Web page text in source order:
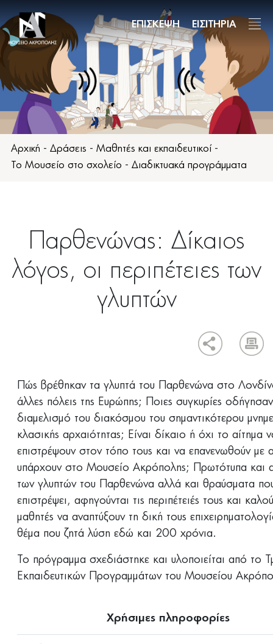
προς
το
κυρίως
περιεχόμενο
ΕΠΙΣΚΕΨΗ ΕΙΣΙΤΗΡΙΑ
Αρχική - Δράσεις - Μαθητές και εκπαιδευτικοί -
Το Μουσείο στο σχολείο - Διαδικτυακά προγράμματα
Παρθενώνας: Δίκαιος
λόγος, οι περιπέτειες των
γλυπτών
Πώς βρέθηκαν τα γλυπτά του Παρθενώνα στο
άλλες πόλεις της Ευρώπης; Ποιες συγκυρίες
διαμελισμό του διακόσμου του σημαντικότερου
κλασικής αρχαιότητας; Είναι δίκαιο ή όχι το αίτημα
επιστρέψουν στον τόπο τους και να επανενωθούν με
υπάρχουν στο Μουσείο Ακρόπολης; Πρωτότυπα και
των γλυπτών του Παρθενώνα αλλά και θραύσματα
επιστρέψει, αφηγούνται τις περιπέτειές τους και
μαθητές να αναπτύξουν τη δική τους
θέμα που ζητά λύση εδώ και 200 χρόνια.
Το πρόγραμμα σχεδιάστηκε και υλοποιείται από το
Εκπαιδευτικών Προγραμμάτων του Μουσείου
Χρήσιμες πληροφορίες